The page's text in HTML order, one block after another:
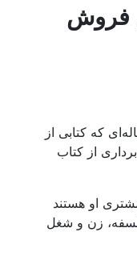
فروش
تهران می‌بینم. پسر 28 ساله‌ای که کتابی از
از کتاب
مشتری او هستند
زن و شغل